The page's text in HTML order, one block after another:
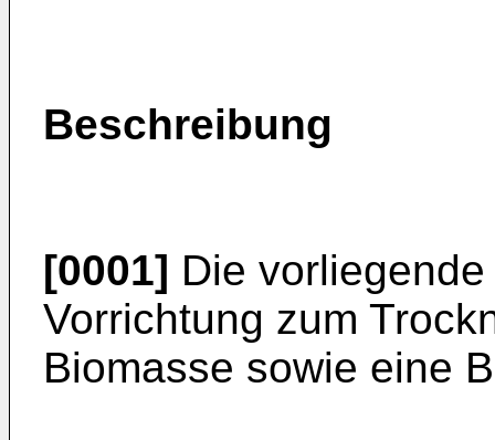
Beschreibung
[0001] Die
Vorrichtung zum
Biomasse sowie eine